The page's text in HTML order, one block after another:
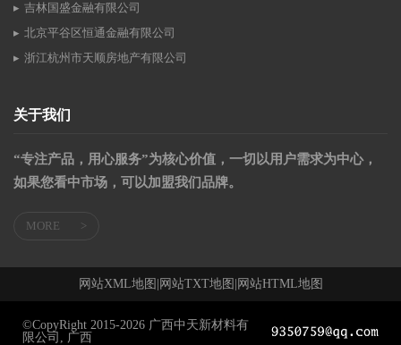
吉林国盛金融有限公司
北京平谷区恒通金融有限公司
浙江杭州市天顺房地产有限公司
关于我们
“专注产品，用心服务”为核心价值，一切以用户需求为中心，
如果您看中市场，可以加盟我们品牌。
MORE >
网站XML地图 网站TXT地图 网站HTML地图
©CopyRight 2015-2026 广西中天新材料有
限公司, 广西